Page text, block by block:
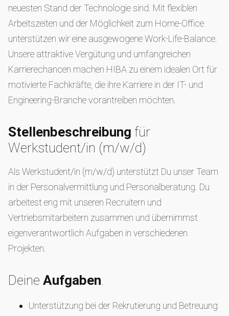
neuesten Stand der Technologie sind. Mit flexiblen
Arbeitszeiten und der Möglichkeit zum Home-Office
unterstützen wir eine ausgewogene Work-Life-Balance.
Unsere attraktive Vergütung und umfangreichen
Karrierechancen machen HIBA zu einem idealen Ort für
motivierte Fachkräfte, die ihre Karriere in der IT- und
Engineering-Branche vorantreiben möchten.
Stellenbeschreibung für
Werkstudent/in (m/w/d)
Als Werkstudent/in (m/w/d) unterstützt Du unser Team
in der Personalvermittlung und Personalberatung. Du
arbeitest eng mit unseren Recruitern und
Vertriebsmitarbeitern zusammen und übernimmst
eigenverantwortlich Aufgaben in verschiedenen
Projekten.
Deine Aufgaben.
Unterstützung bei der Rekrutierung und Betreuung